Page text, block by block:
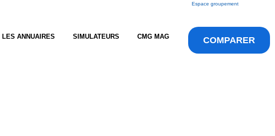
Espace groupement
LES ANNUAIRES SIMULATEURS CMG MAG COMPARER